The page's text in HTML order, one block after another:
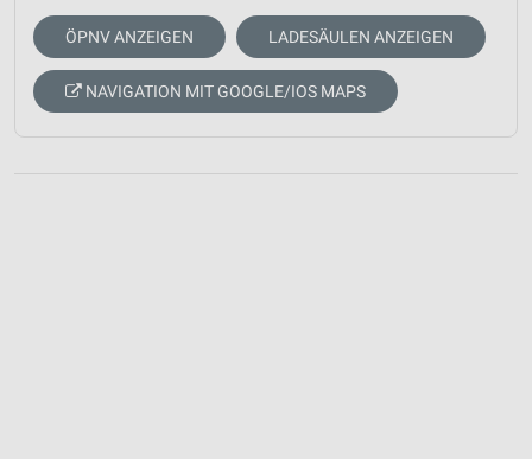
ÖPNV ANZEIGEN LADESÄULEN ANZEIGEN
NAVIGATION MIT GOOGLE/IOS MAPS